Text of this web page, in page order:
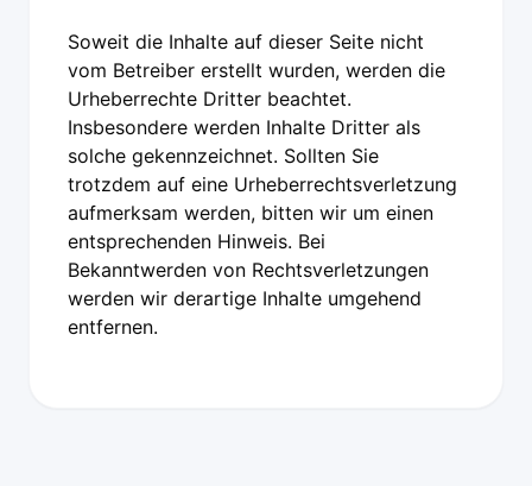
Soweit die Inhalte auf dieser Seite nicht
vom Betreiber erstellt wurden, werden die
Urheberrechte Dritter beachtet.
Insbesondere werden Inhalte Dritter als
solche gekennzeichnet. Sollten Sie
trotzdem auf eine Urheberrechtsverletzung
aufmerksam werden, bitten wir um einen
entsprechenden Hinweis. Bei
Bekanntwerden von Rechtsverletzungen
werden wir derartige Inhalte umgehend
entfernen.